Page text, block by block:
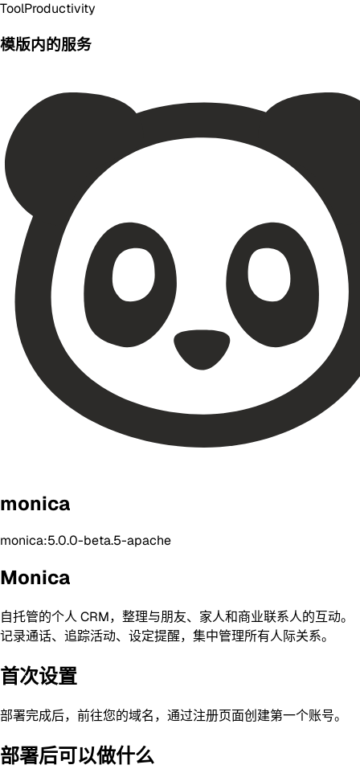
ToolProductivity
模版内的服务
monica
monica:5.0.0-beta.5-apache
Monica
自托管的个人 CRM，整理与朋友、家人和商业联系人的互动。
记录通话、追踪活动、设定提醒，集中管理所有人际关系。
首次设置
部署完成后，前往您的域名，通过注册页面创建第一个账号。
部署后可以做什么